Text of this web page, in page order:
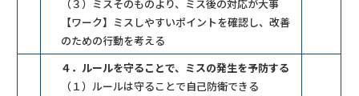
（３）ミスそのものより、ミス後の対応が大事
【ワーク】ミスしやすいポイントを確認し、改善
のための行動を考える
４．ルールを守ることで、ミスの発生を予防する
（１）ルールは守ることで自己防衛できる